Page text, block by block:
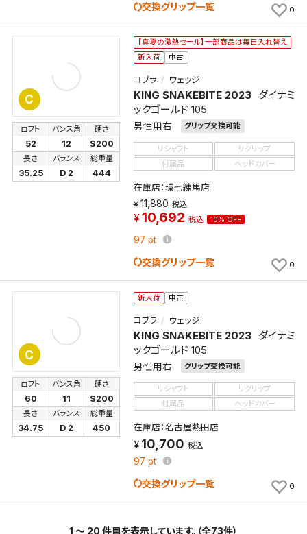
交換グリップ一覧 0
C
【真夏の激熱セール】一部商品は毎日入れ替え
新入荷
中古
コブラ ウェッジ
KING SNAKEBITE 2023
ダイナミ
ックゴールド 105
男性用右 グリップ交換可能
ロフト
52
バンス角
12
硬さ
S200
長さ
35.25
バランス
D 2
総重量
444
リシャフト
リグリップ
付属品
ヘッドカバー
在庫店：環七練馬店
11,880 税込
10,692 税込 10% OFF
97 pt
交換グリップ一覧 0
C
新入荷 中古
コブラ ウェッジ
KING SNAKEBITE 2023
ダイナミ
ックゴールド 105
男性用右 グリップ交換可能
ロフト
60
バンス角
11
硬さ
S200
長さ
34.75
バランス
D 2
総重量
450
リシャフト
リグリップ
付属品
ヘッドカバー
在庫店：名古屋熱田店
10,700 税込
97 pt
交換グリップ一覧 0
1 ～ 20 件目を表示しています。（全73件）